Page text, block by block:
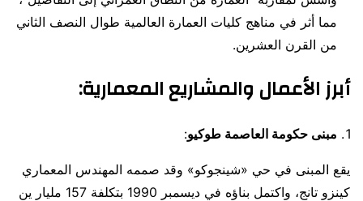
مما أثر في مناهج كليات العمارة العالمية طوال النصف الثاني
من القرن العشرين.
أبرز الأعمال والمشاريع المعمارية:
مبنى حكومة العاصمة طوكيو:
يقع المبنى في حي «شينجوكو» وقد صممه المهندس المعماري
كينزو تانج، واكتمل بناؤه في ديسمبر 1990 بتكلفة 157 مليار ين